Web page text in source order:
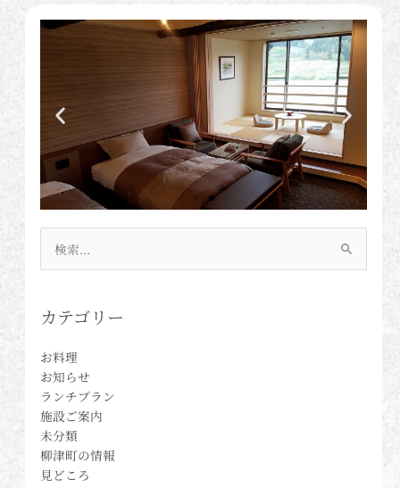
索
象:
カテゴリー
お料理
お知らせ
ランチプラン
施設ご案内
未分類
柳津町の情報
見どころ